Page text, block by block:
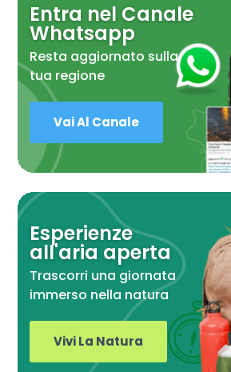
Entra nel Canale
Whatsapp
Resta aggiornato sulla
tua regione
Vai Al Canale
Esperienze
all'aria aperta
Trascorri una giornata
immerso nella natura
Vivi La Natura